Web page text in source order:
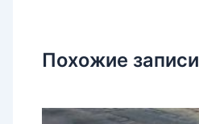
Похожие записи